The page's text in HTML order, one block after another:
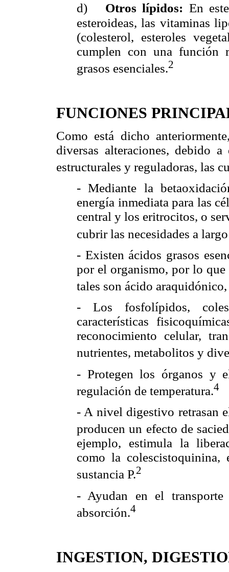
d) Otros lípidos: En
esteroideas, las vitaminas
(colesterol, esteroles
cumplen con una función
grasos esenciales.2
FUNCIONES
Como está dicho
diversas alteraciones, debido
estructurales y reguladoras, las
- Mediante la
energía inmediata para las
central y los eritrocitos, o
cubrir las necesidades a
- Existen ácidos grasos
por el organismo, por lo
tales son ácido
- Los fosfolípidos,
características
reconocimiento celular,
nutrientes, metabolitos y
- Protegen los órganos y
regulación de temperatura.4
- A nivel digestivo retrasan
producen un efecto de
ejemplo, estimula la
como la
sustancia P.2
- Ayudan en el
absorción.4
INGESTION,